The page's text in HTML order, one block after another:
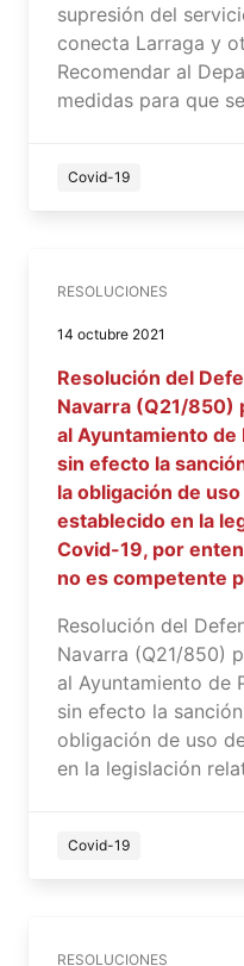
supresión del
conecta Larraga y
Recomendar al
medidas para que
Covid-19
RESOLUCIONES
14 octubre 2021
Resolución del
Navarra (Q21/850)
al Ayuntamiento de
sin efecto la
la obligación de
establecido en la
Covid-19, por
no es competente
Resolución del
Navarra (Q21/850)
al Ayuntamiento de
sin efecto la
obligación de uso
en la legislación
Covid-19
RESOLUCIONES